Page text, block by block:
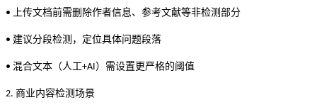
• 上传文档前需删除作者信息、参考文献等非检测部分
• 建议分段检测，定位具体问题段落
• 混合文本（人工+AI）需设置更严格的阈值
2. 商业内容检测场景